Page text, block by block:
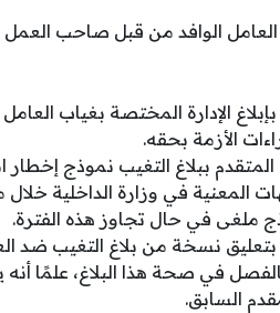
الوافد من قبل صاحب العمل
الإدارة المختصة بغياب
الأزمة بحقه.
ببلاغ التغيب نموذج إخطار
المعنية في وزارة الداخلية
ملغى في حال تجاوز هذه الفترة.
نسخة من بلاغ التغيب ضد
في صحة هذا البلاغ، علمًا
السابق.